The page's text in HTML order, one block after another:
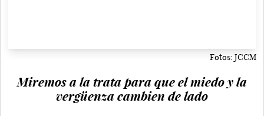
Fotos: JCCM
Miremos a la trata para que el miedo y la
vergüenza cambien de lado